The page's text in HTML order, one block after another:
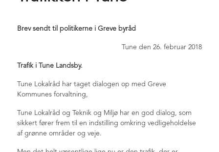
Indmeldelse / opdatering
Kontingent 2026
Deadline 2026
Referater
Generalforsamlinger
Fingerplanen
Brev sendt til politikerne i Greve byråd
Tune den 26. februar 2018
Trafik i Tune Landsby.
Tune Lokalråd har taget dialogen op med Greve
Kommunes forvaltning,
Tune Lokalråd og Teknik og Miljø har en god dialog, som
sikkert fører frem til en indstilling omkring vedligeholdelse
af grønne områder og veje.